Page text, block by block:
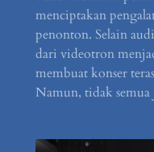
menciptakan
penonton. Selain
dari videotron
membuat konser
Namun, tidak